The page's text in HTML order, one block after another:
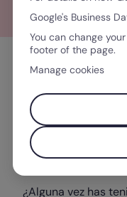
Tabla de
Escrito por
Diana Isabel Carreazo
¿Alguna vez has
Google's Business
You can change
footer of the page.
Manage cookies